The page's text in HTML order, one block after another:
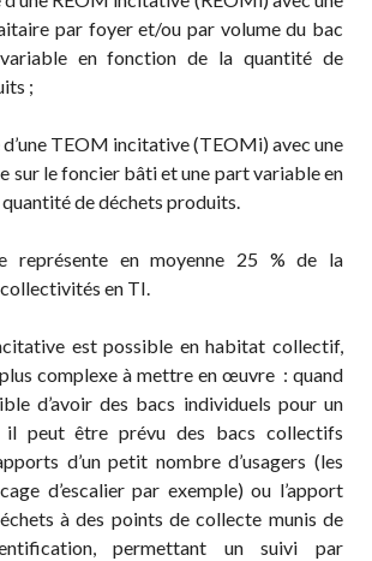
par foyer et/ou par volume du bac
en fonction de la quantité de
;
TEOM incitative (TEOMi) avec une
sur le foncier bâti et une part variable en
de déchets produits.
représente en moyenne 25 % de la
en TI.
est possible en habitat collectif,
complexe à mettre en œuvre : quand
d’avoir des bacs individuels pour un
peut être prévu des bacs collectifs
d’un petit nombre d’usagers (les
d’escalier par exemple) ou l’apport
à des points de collecte munis de
permettant un suivi par